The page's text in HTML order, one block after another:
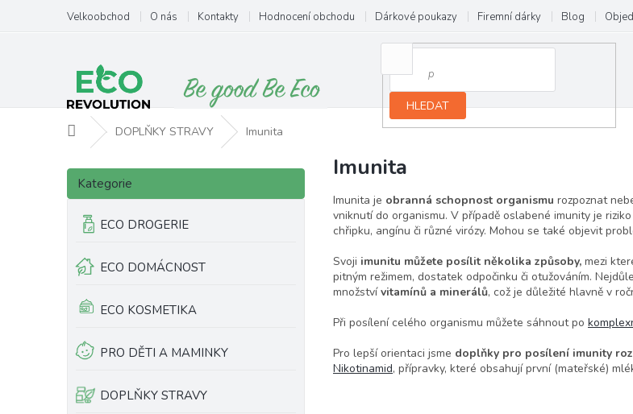
obsah
Velkoobchod O nás Kontakty Hodnocení obchodu Dárkové poukazy Firemní dárky Blog
HLEDAT
Domů DOPLŇKY STRAVY Imunita
P
s
n
n
Přeskočit
kategorie
Kategorie
ECO DROGERIE
ECO DOMÁCNOST
ECO KOSMETIKA
PRO DĚTI A MAMINKY
DOPLŇKY STRAVY
Imunita
Imunita je obranná schopnost organismu rozpoznat
vniknutí do organismu. V případě oslabené imunity je
chřipku, angínu či různé virózy. Mohou se také objevit
Svoji imunitu můžete posílit několika způsoby, mezi
pitným režimem, dostatek odpočinku či otužováním.
množství vitamínů a minerálů, což je důležité hlavně v
Při posílení celého organismu můžete sáhnout po
Pro lepší orientaci jsme doplňky pro posílení imunity
Nikotinamid, přípravky, které obsahují první (mateřské)